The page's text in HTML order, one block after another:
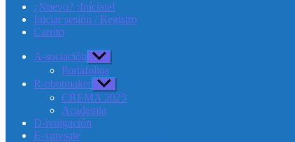
¿Nuevo? ¡Iníciate!
Iniciar sesión / Registro
Carrito
A-sociación Mostrar
el
submenú
Portafolios
R-obotmaker Mostrar
el
submenú
CREMA 2025
Academia
D-ivulgación
E-xpresate